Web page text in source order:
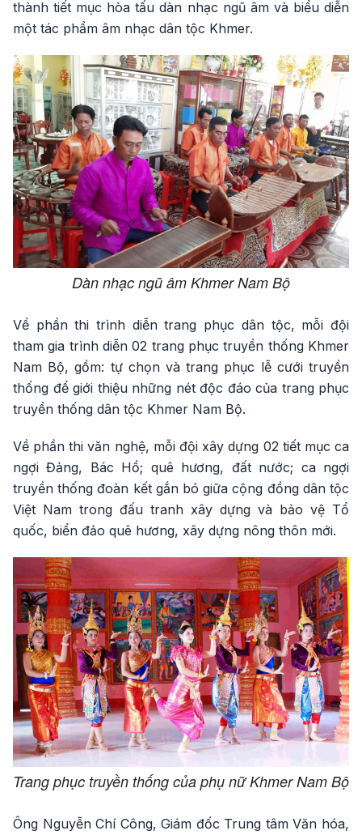
thành tiết mục hòa tấu dàn nhạc ngũ âm và biểu diễn
một tác phẩm âm nhạc dân tộc Khmer.
Dàn nhạc ngũ âm Khmer Nam Bộ
Về phần thi trình diễn trang phục dân tộc, mỗi đội
tham gia trình diễn 02 trang phục truyền thống Khmer
Nam Bộ, gồm: tự chọn và trang phục lễ cưới truyền
thống để giới thiệu những nét độc đáo của trang phục
truyền thống dân tộc Khmer Nam Bộ.
Về phần thi văn nghệ, mỗi đội xây dựng 02 tiết mục ca
ngợi Đảng, Bác Hồ; quê hương, đất nước; ca ngợi
truyền thống đoàn kết gắn bó giữa cộng đồng dân tộc
Việt Nam trong đấu tranh xây dựng và bảo vệ Tổ
quốc, biển đảo quê hương, xây dựng nông thôn mới.
Trang phục truyền thống của phụ nữ Khmer Nam Bộ
Ông Nguyễn Chí Công, Giám đốc Trung tâm Văn hóa,